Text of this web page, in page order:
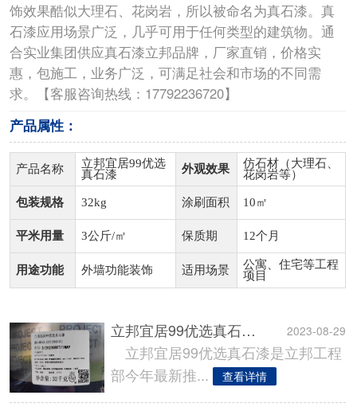
饰效果酷似大理石、花岗岩，所以被命名为真石漆。真
石漆应用场景广泛，几乎可用于任何类型的建筑物。通
合实业集团供应真石漆立邦品牌，厂家直销，价格实
惠，包施工，业务广泛，可满足社会和市场的不同需
求。【客服咨询热线：17792236720】
产品属性：
产品名称
立邦宜居99优选
真石漆
外观效果
仿石材（大理石、
花岗岩等）
包装规格 32kg 涂刷面积 10㎡
平米用量 3公斤/㎡ 保质期 12个月
用途功能 外墙功能装饰 适用场景
公寓、住宅等工程
项目
立邦宜居99优选真石漆产品介绍 2023-08-29
立邦宜居99优选真石漆是立邦工程
部今年最新推...
查看详情